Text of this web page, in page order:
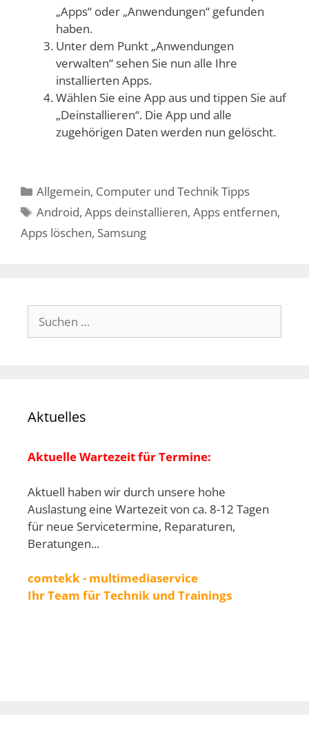
„Apps“ oder „Anwendungen“ gefunden
haben.
Unter dem Punkt „Anwendungen
verwalten“ sehen Sie nun alle Ihre
installierten Apps.
Wählen Sie eine App aus und tippen Sie auf
„Deinstallieren“. Die App und alle
zugehörigen Daten werden nun gelöscht.
Kategorien
Allgemein, Computer und Technik Tipps
Schlagwörter
Android,Apps deinstallieren,Apps entfernen,
Apps löschen, Samsung
Suchen
nach:
Aktuelles
Aktuelle Wartezeit für Termine:
Aktuell haben wir durch unsere hohe
Auslastung eine Wartezeit von ca. 8-12 Tagen
für neue Servicetermine, Reparaturen,
Beratungen...
comtekk - multimediaservice
Ihr Team für Technik und Trainings